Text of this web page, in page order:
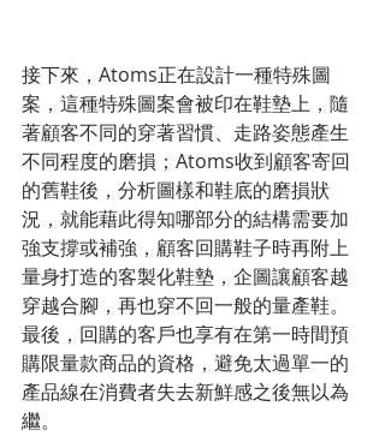
接下來，Atoms正在設計一種特殊圖
案，這種特殊圖案會被印在鞋墊上，隨
著顧客不同的穿著習慣、走路姿態產生
不同程度的磨損；Atoms收到顧客寄回
的舊鞋後，分析圖樣和鞋底的磨損狀
況，就能藉此得知哪部分的結構需要加
強支撐或補強，顧客回購鞋子時再附上
量身打造的客製化鞋墊，企圖讓顧客越
穿越合腳，再也穿不回一般的量產鞋。
最後，回購的客戶也享有在第一時間預
購限量款商品的資格，避免太過單一的
產品線在消費者失去新鮮感之後無以為
繼。